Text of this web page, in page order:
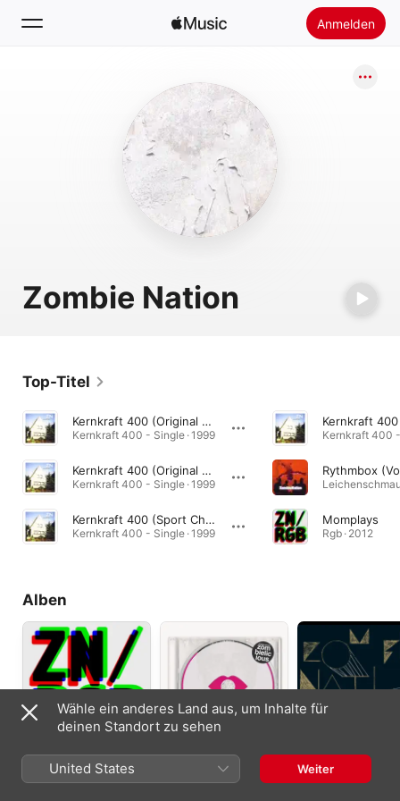
Anmelden
Apple Music installieren
Zombie Nation
Top-Titel
Kernkraft 400 (Original Radio Edit)
Kernkraft 400 - Single · 1999
Kernkraft 400 (Original Mix)
Kernkraft 400 - Single · 1999
Kernkraft 400 (Sport Chant Stadium Remix)
Kernkraft 400 - Single · 1999
Kernkraft 400 -
Momplays
Rgb · 2012
Alben
Rgb
2006
Wähle ein anderes Land aus, um Inhalte für
deinen Standort zu sehen
United States Weiter